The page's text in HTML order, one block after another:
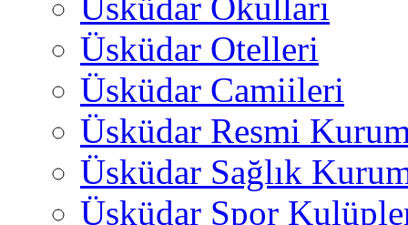
Üsküdar Okulları
Üsküdar Otelleri
Üsküdar Camiileri
Üsküdar Resmi
Üsküdar Sağlık
Üsküdar Spor